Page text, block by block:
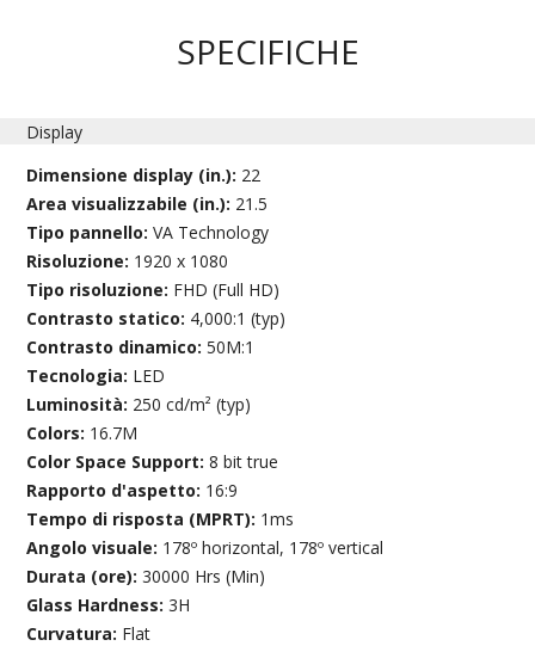
SPECIFICHE
Display
Dimensione display (in.): 22
Area visualizzabile (in.): 21.5
Tipo pannello:VA Technology
Risoluzione: 1920 x 1080
Tipo risoluzione: FHD (Full HD)
Contrasto statico: 4,000:1 (typ)
Contrasto dinamico:50M:1
Tecnologia: LED
Luminosità: 250 cd/m² (typ)
Colors: 16.7M
Color Space Support:8 bit true
Rapporto d'aspetto: 16:9
Tempo di risposta (MPRT): 1ms
Angolo visuale: 178º horizontal, 178º vertical
Durata (ore):30000 Hrs (Min)
Glass Hardness:3H
Curvatura: Flat